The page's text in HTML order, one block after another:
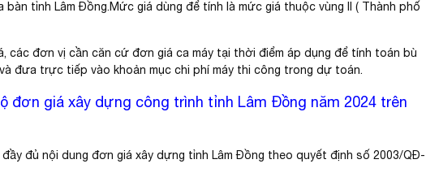
bàn tỉnh Lâm Đồng.Mức giá dùng để tính là mức giá thuộc vùng II ( Thành phố
các đơn vị cần căn cứ đơn giá ca máy tại thời điểm áp dụng để tính toán bù
đưa trực tiếp vào khoản mục chi phí máy thi công trong dự toán.
đơn giá xây dựng công trình tỉnh Lâm Đồng năm 2024 trên
đủ nội dung đơn giá xây dựng tỉnh Lâm Đồng theo quyết định số 2003/QĐ-